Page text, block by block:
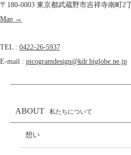
〒180-0003 東京都武蔵野市吉祥寺南町2
Map →
TEL : 0422-26-5937
E-mail : picogramdesign@kdr.biglobe.ne.jp
ABOUT 私たちについて
想い